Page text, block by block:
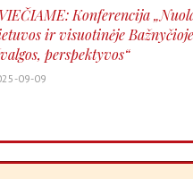
Konferencija
ir visuotinėje
perspektyvos“
09-09